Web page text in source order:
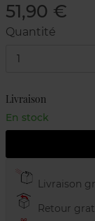
51,90 €
Quantité
1
Livraison
En stock
Livraison
Retour